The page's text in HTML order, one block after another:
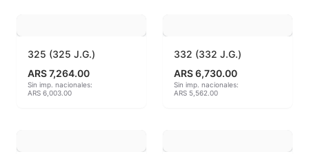
Herramientas
Jaspeadores
Ladrillos aislantes para horno
325 (325 J.G.)
ARS 7,264.00
Sin imp. nacionales:
ARS 6,003.00
332 (332 J.G.)
ARS 6,730.00
Sin imp. nacionales:
ARS 5,562.00